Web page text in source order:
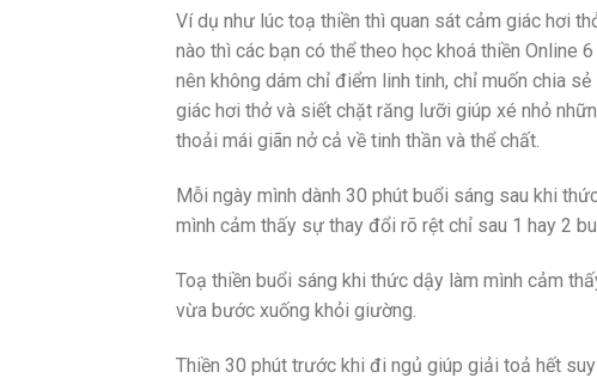
Ví dụ như lúc toạ thiền thì quan sát cảm giác hơi
nào thì các bạn có thể theo học khoá thiền Online
nên không dám chỉ điểm linh tinh, chỉ muốn chia
giác hơi thở và siết chặt răng lưỡi giúp xé nhỏ
thoải mái giãn nở cả về tinh thần và thể chất.
Mỗi ngày mình dành 30 phút buổi sáng sau khi
mình cảm thấy sự thay đổi rõ rệt chỉ sau 1 hay 2
Toạ thiền buổi sáng khi thức dậy làm mình cảm
vừa bước xuống khỏi giường.
Thiền 30 phút trước khi đi ngủ giúp giải toả hết